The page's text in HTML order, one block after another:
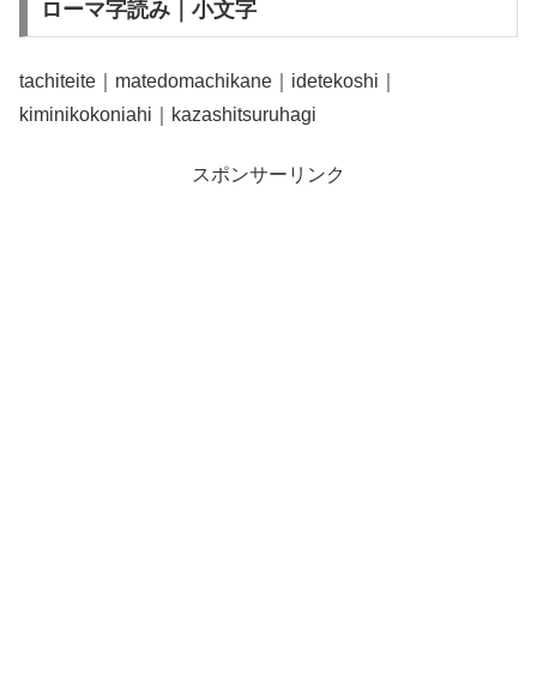
ローマ字読み｜小文字
tachiteite｜matedomachikane｜idetekoshi｜
kiminikokoniahi｜kazashitsuruhagi
スポンサーリンク